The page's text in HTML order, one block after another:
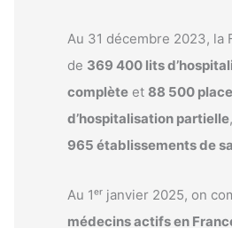
Au 31 décembre 2023, la
de 369 400 lits
complète et 88 500
d’hospitalisation partielle
965 établissements de
Au 1ᵉʳ janvier 2025, on
médecins actifs en